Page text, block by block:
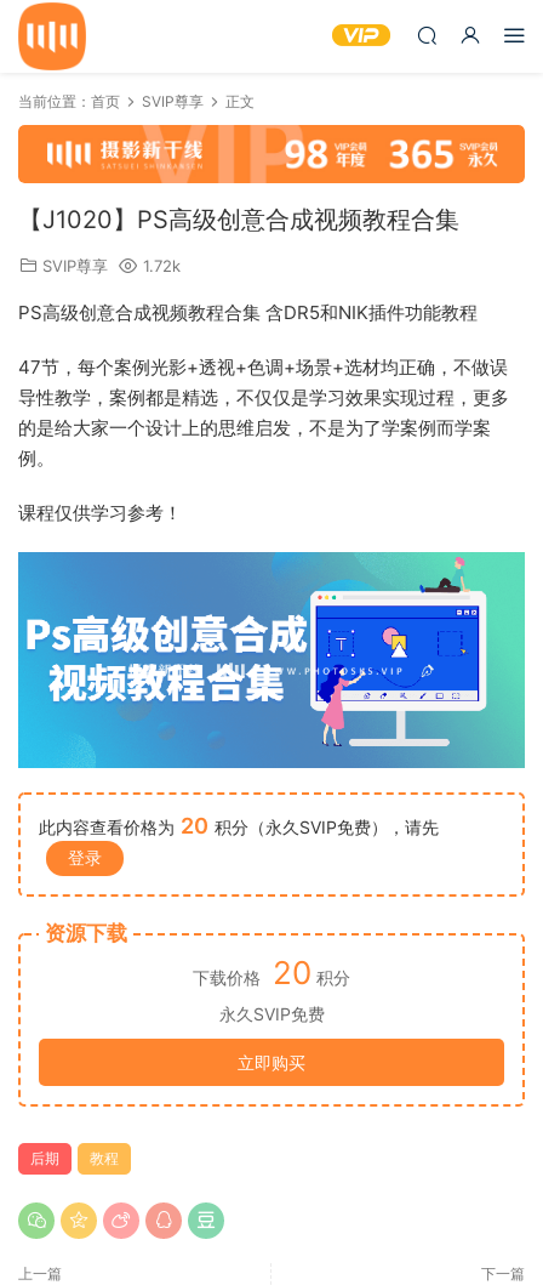
当前位置： 首页 SVIP尊享 正文
【J1020】PS高级创意合成视频教程合集
SVIP尊享 1.72k
PS高级创意合成视频教程合集 含DR5和NIK插件功能教程
47节，每个案例光影+透视+色调+场景+选材均正确，不做误
导性教学，案例都是精选，不仅仅是学习效果实现过程，更多
的是给大家一个设计上的思维启发，不是为了学案例而学案
例。
课程仅供学习参考！
此内容查看价格为 20 积分（永久SVIP免费），请先
登录
资源下载
下载价格 20 积分
永久SVIP免费
立即购买
后期 教程
上一篇 下一篇